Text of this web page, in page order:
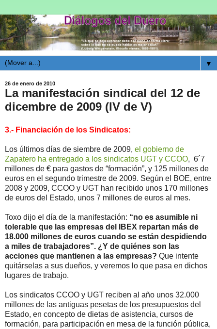
▼
26 de enero de 2010
La manifestación sindical del 12 de
dicembre de 2009 (IV de V)
3.- Financiación de los Sindicatos:
Los últimos días de siembre de 2009, el gobierno de
Zapatero ha entregado a los sindicatos UGT y CCOO, 6´7
millones de € para gastos de “formación”, y 125 millones de
euros en el segundo trimestre de 2009. Según el BOE, entre
2008 y 2009, CCOO y UGT han recibido unos 170 millones
de euros del Estado, unos 7 millones de euros al mes.
Toxo dijo el día de la manifestación: “no es asumible ni
tolerable que las empresas del IBEX repartan más de
18.000 millones de euros cuando se están despidiendo
a miles de trabajadores”. ¿Y de quiénes son las
acciones que mantienen a las empresas? Que intente
quitárselas a sus dueños, y veremos lo que pasa en dichos
lugares de trabajo.
Los sindicatos CCOO y UGT reciben al año unos 32.000
millones de las antiguas pesetas de los presupuestos del
Estado, en concepto de dietas de asistencia, cursos de
formación, para participación en mesa de la función pública,